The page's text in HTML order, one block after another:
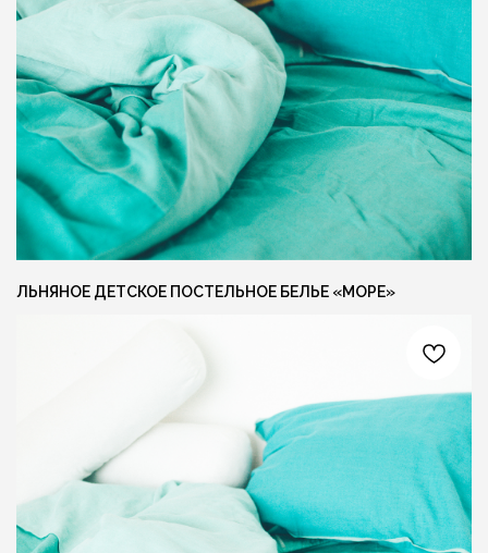
ЛЬНЯНОЕ ДЕТСКОЕ ПОСТЕЛЬНОЕ БЕЛЬЕ «МОРЕ»
ГОТОВЫ ОБСУДИТЬ ЗАКАЗ?
Свяжитесь с нами любым удобным вам
способом, или заполните форму и мы
перезвоним вам для обсуждения деталей
Я даю согласие на обработку персональных
данных и соглашаюсь сполитикой
конфиденциальности
СОЦ. СЕТИ
ОСТАВИТЬ ЗАЯВКУ +